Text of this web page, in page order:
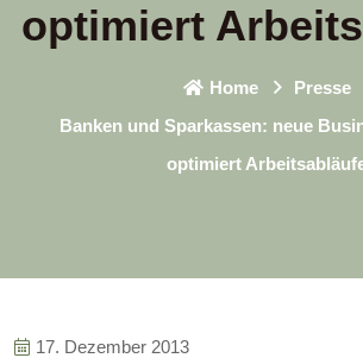
optimiert
Home
Presse
Banken und Sparkassen: neue
optimiert
17. Dezember 2013